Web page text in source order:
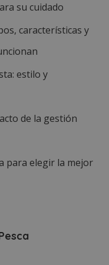
su cuidado
características y
estilo y
de la gestión
para elegir la mejor